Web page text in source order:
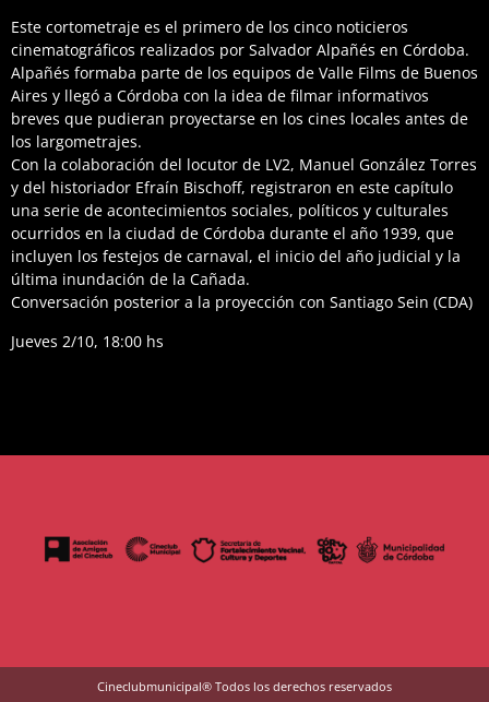
Este cortometraje es el primero de los cinco noticieros
cinematográficos realizados por Salvador Alpañés en Córdoba.
Alpañés formaba parte de los equipos de Valle Films de Buenos
Aires y llegó a Córdoba con la idea de filmar informativos
breves que pudieran proyectarse en los cines locales antes de
los largometrajes.
Con la colaboración del locutor de LV2, Manuel González Torres
y del historiador Efraín Bischoff, registraron en este capítulo
una serie de acontecimientos sociales, políticos y culturales
ocurridos en la ciudad de Córdoba durante el año 1939, que
incluyen los festejos de carnaval, el inicio del año judicial y la
última inundación de la Cañada.
Conversación posterior a la proyección con Santiago Sein (CDA)
Jueves 2/10, 18:00 hs
Cineclubmunicipal® Todos los derechos reservados